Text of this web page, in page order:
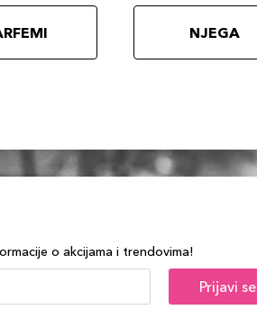
NJEGA
o akcijama i trendovima!
Prijavi se